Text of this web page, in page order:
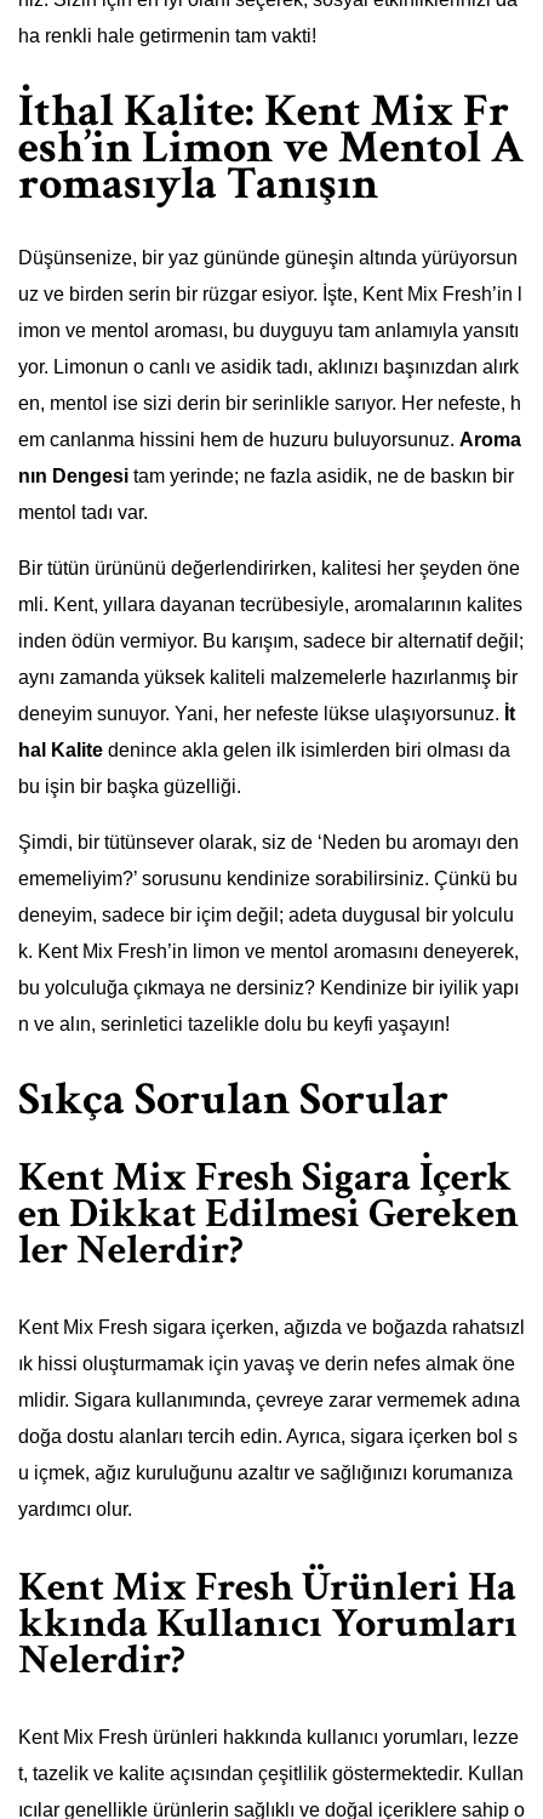
ha renkli hale getirmenin tam vakti!
İthal Kalite: Kent Mix Fr
esh’in Limon ve Mentol A
romasıyla Tanışın
Düşünsenize, bir yaz gününde güneşin altında yürüyorsun
uz ve birden serin bir rüzgar esiyor. İşte, Kent Mix Fresh’in l
imon ve mentol aroması, bu duyguyu tam anlamıyla yansıtı
yor. Limonun o canlı ve asidik tadı, aklınızı başınızdan alırk
en, mentol ise sizi derin bir serinlikle sarıyor. Her nefeste, h
em canlanma hissini hem de huzuru buluyorsunuz. Aroma
nın Dengesi tam yerinde; ne fazla asidik, ne de baskın bir
mentol tadı var.
Bir tütün ürününü değerlendirirken, kalitesi her şeyden öne
mli. Kent, yıllara dayanan tecrübesiyle, aromalarının kalites
inden ödün vermiyor. Bu karışım, sadece bir alternatif değil;
aynı zamanda yüksek kaliteli malzemelerle hazırlanmış bir
deneyim sunuyor. Yani, her nefeste lükse ulaşıyorsunuz. İt
hal Kalite denince akla gelen ilk isimlerden biri olması da
bu işin bir başka güzelliği.
Şimdi, bir tütünsever olarak, siz de ‘Neden bu aromayı den
ememeliyim?’ sorusunu kendinize sorabilirsiniz. Çünkü bu
deneyim, sadece bir içim değil; adeta duygusal bir yolculu
k. Kent Mix Fresh’in limon ve mentol aromasını deneyerek,
bu yolculuğa çıkmaya ne dersiniz? Kendinize bir iyilik yapı
n ve alın, serinletici tazelikle dolu bu keyfi yaşayın!
Sıkça Sorulan Sorular
Kent Mix Fresh Sigara İçerk
en Dikkat Edilmesi Gereken
ler Nelerdir?
Kent Mix Fresh sigara içerken, ağızda ve boğazda rahatsızl
ık hissi oluşturmamak için yavaş ve derin nefes almak öne
mlidir. Sigara kullanımında, çevreye zarar vermemek adına
doğa dostu alanları tercih edin. Ayrıca, sigara içerken bol s
u içmek, ağız kuruluğunu azaltır ve sağlığınızı korumanıza
yardımcı olur.
Kent Mix Fresh Ürünleri Ha
kkında Kullanıcı Yorumları
Nelerdir?
Kent Mix Fresh ürünleri hakkında kullanıcı yorumları, lezze
t, tazelik ve kalite açısından çeşitlilik göstermektedir. Kullan
ıcılar genellikle ürünlerin sağlıklı ve doğal içeriklere sahip o